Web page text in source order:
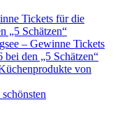
– Gewinne Tickets
den „5 Schätzen“